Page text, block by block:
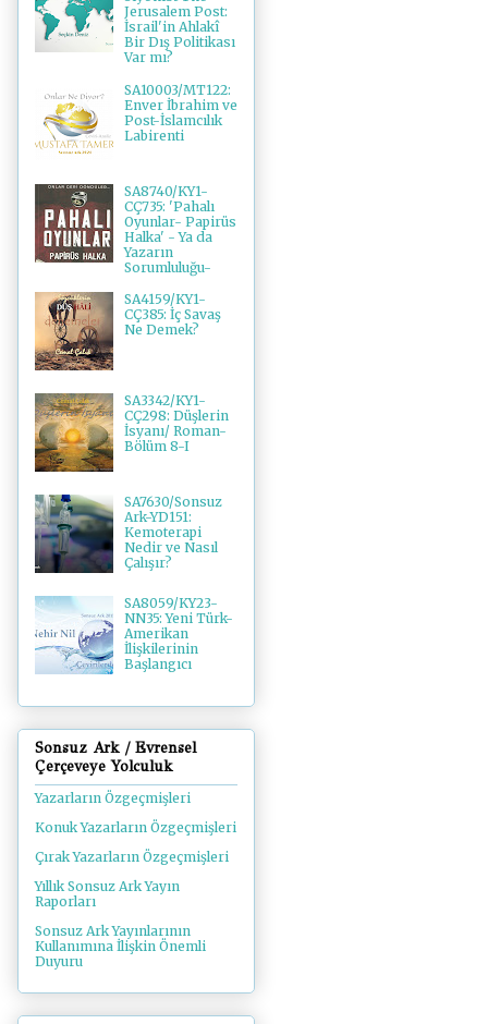
Jerusalem Post:
İsrail'in Ahlakî
Bir Dış Politikası
Var mı?
SA10003/MT122:
Enver İbrahim ve
Post-İslamcılık
Labirenti
SA8740/KY1-
CÇ735: 'Pahalı
Oyunlar- Papirüs
Halka' - Ya da
Yazarın
Sorumluluğu-
SA4159/KY1-
CÇ385: İç Savaş
Ne Demek?
SA3342/KY1-
CÇ298: Düşlerin
İsyanı/ Roman-
Bölüm 8-I
SA7630/Sonsuz
Ark-YD151:
Kemoterapi
Nedir ve Nasıl
Çalışır?
SA8059/KY23-
NN35: Yeni Türk-
Amerikan
İlişkilerinin
Başlangıcı
Sonsuz Ark / Evrensel
Çerçeveye Yolculuk
Yazarların Özgeçmişleri
Konuk Yazarların Özgeçmişleri
Çırak Yazarların Özgeçmişleri
Yıllık Sonsuz Ark Yayın
Raporları
Sonsuz Ark Yayınlarının
Kullanımına İlişkin Önemli
Duyuru